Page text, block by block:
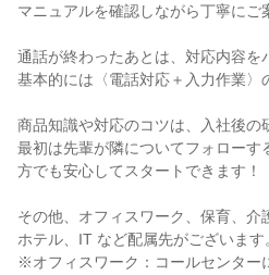
マニュアルを確認しながら丁寧にご
通話が終わったあとは、対応内容を
基本的には〈電話対応＋入力作業〉
商品知識や対応のコツは、入社後の
最初は先輩が隣についてフォローす
方でも安心してスタートできます！
その他、オフィスワーク、保育、介
ホテル、IT など配属先がございます
※オフィスワーク：コールセンター